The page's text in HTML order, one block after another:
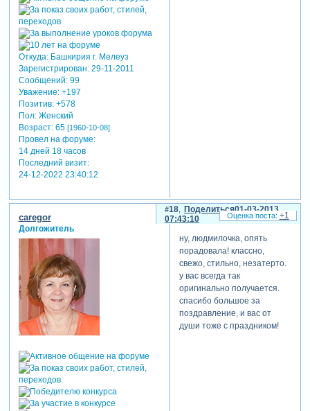
Откуда:Башкирия г. Мелеуз
Зарегистрирован: 29-11-2011
Сообщений:99
Уважение: +197
Позитив: +578
Пол:Женский
Возраст:65 [1960-10-08]
Провел на форуме:
14 дней 18 часов
Последний визит:
24-12-2022 23:40:12
Поделиться
18
01-03-2013
07:43:10
caregor
Долгожитель
ну, людмилочка, опять
порадовала! классно,
свежо, стильно, незатерто.
у вас всегда так
оригинально получается.
спасибо большое за
поздравление, и вас от
души тоже с праздником!
+1